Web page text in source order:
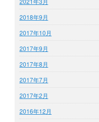
2018年9月
2017年10月
2017年9月
2017年8月
2017年7月
2017年2月
2016年12月